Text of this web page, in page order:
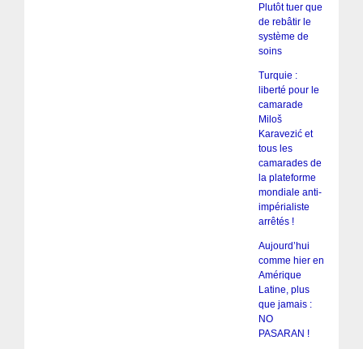
Plutôt tuer que
de rebâtir le
système de
soins
Turquie :
liberté pour le
camarade
Miloš
Karavezić et
tous les
camarades de
la plateforme
mondiale anti-
impérialiste
arrêtés !
Aujourd’hui
comme hier en
Amérique
Latine, plus
que jamais :
NO
PASARAN !